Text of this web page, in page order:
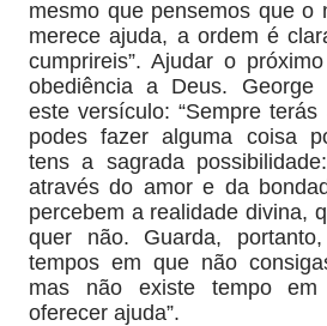
mesmo que pensemos que o
merece ajuda, a ordem é
cumprireis”. Ajudar o
obediência a Deus. George
este versículo: “Sempre
podes fazer alguma coisa
tens a sagrada
através do amor e da
percebem a realidade divina,
quer não. Guarda,
tempos em que não
mas não existe tempo
oferecer ajuda”.